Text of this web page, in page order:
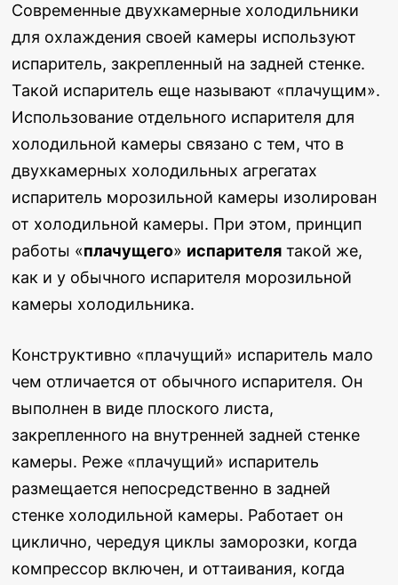
Современные двухкамерные холодильники
для охлаждения своей камеры используют
испаритель, закрепленный на задней стенке.
Такой испаритель еще называют «плачущим».
Использование отдельного испарителя для
холодильной камеры связано с тем, что в
двухкамерных холодильных агрегатах
испаритель морозильной камеры изолирован
от холодильной камеры. При этом, принцип
работы «плачущего» испарителятакой же,
как и у обычного испарителя морозильной
камеры холодильника.
Конструктивно «плачущий» испаритель мало
чем отличается от обычного испарителя. Он
выполнен в виде плоского листа,
закрепленного на внутренней задней стенке
камеры. Реже «плачущий» испаритель
размещается непосредственно в задней
стенке холодильной камеры. Работает он
циклично, чередуя циклы заморозки, когда
компрессор включен, и оттаивания, когда